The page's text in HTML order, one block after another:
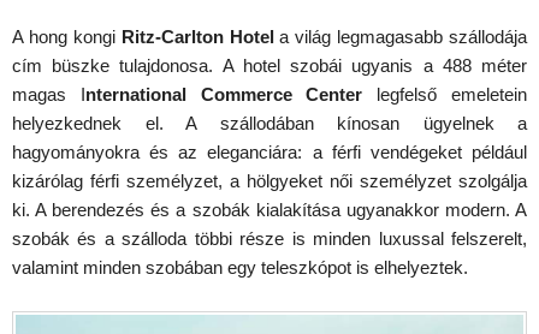
A hong kongiRitz-Carlton Hotela világ legmagasabb szállodája
cím büszke tulajdonosa. A hotel szobái ugyanis a 488 méter
magas International Commerce Center legfelső emeletein
helyezkednek el. A szállodában kínosan ügyelnek a
hagyományokra és az eleganciára: a férfi vendégeket például
kizárólag férfi személyzet, a hölgyeket női személyzet szolgálja
ki. A berendezés és a szobák kialakítása ugyanakkor modern. A
szobák és a szálloda többi része is minden luxussal felszerelt,
valamint minden szobában egy teleszkópot is elhelyeztek.